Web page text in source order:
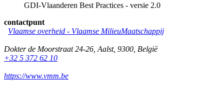
GDI-Vlaanderen Best Practices - versie 2.0
contactpunt
Vlaamse overheid - Vlaamse MilieuMaatschappij
Dokter de Moorstraat 24-26 Aalst, 9300 België
+32 5 372 62 10
https://www.vmm.be